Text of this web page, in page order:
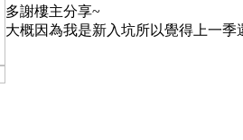
多謝樓主分享~
大概因為我是新入坑所以覺得上一